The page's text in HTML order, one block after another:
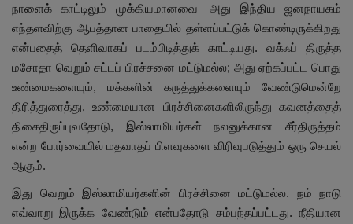
நாளைக் காட்டிலும் முக்கியமானவை—அது இந்திய ஜனநாயகம்
எந்தளவிற்கு ஆபத்தான பாதையில் தள்ளப்பட்டுக் கொண்டிருக்கிறது
என்பதைத் தெளிவாகப் படம்பிடித்துக் காட்டியது. வக்ஃப் திருத்த
மசோதா வெறும் சட்டப் பிரச்சனை மட்டுமல்ல; அது ஏற்கப்பட்ட பொது
உண்மைகளையும், மக்களின் கருத்துக்களையும் வேண்டுமென்றே
திரித்துரைத்து, உண்மையான பிரச்சினைகளிலிருந்து கவனத்தைத்
திசைதிருப்புவதோடு, இஸ்லாமியர்கள் நலனுக்கான சீர்திருத்தம்
என்ற போர்வையில் மதவாதப் பிளவுகளை விரிவுபடுத்தும் ஒரு செயல்
ஆகும்.
இது வெறும் இஸ்லாமியர்களின் பிரச்சினை மட்டுமல்ல. நம் நாடு
எவ்வாறு இருக்க வேண்டும் என்பதோடு சம்பந்தப்பட்டது. நீதியான